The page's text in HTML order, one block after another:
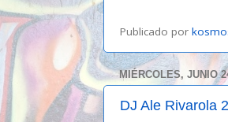
Publicado por
MIÉRCOLES, JUNIO
DJ Ale Rivarola